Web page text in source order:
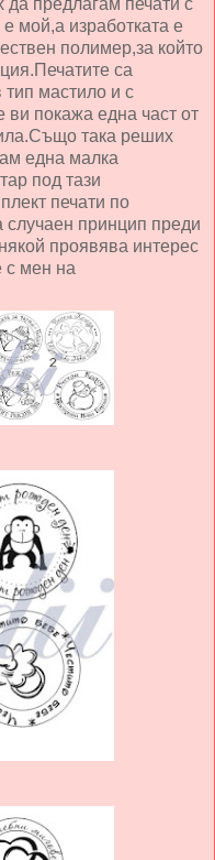
предлагам печати с
е мой,а изработката е
полимер,за който
са
тип мастило и с
ви покажа една част от
така реших
една малка
под тази
печати по
принцип преди
проявява интерес
с мен на